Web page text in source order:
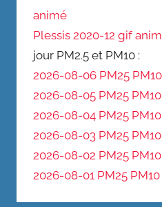
animé
Plessis 2020-12 gif
jour PM2.5 et PM10 :
2026-08-06 PM25 PM10
2026-08-05 PM25 PM10
2026-08-04 PM25 PM10
2026-08-03 PM25 PM10
2026-08-02 PM25 PM10
2026-08-01 PM25 PM10